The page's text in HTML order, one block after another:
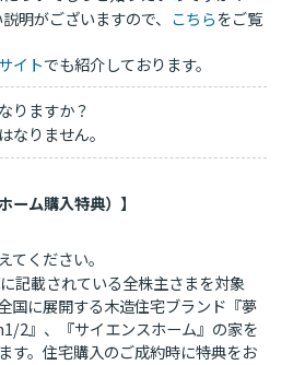
明がございますので、 こちらをご覧
イトでも紹介しております。
りますか？
なりません。
ーム購入特典）】
てください。
記載されている全株主さまを対象
国に展開する木造住宅ブランド『夢
2』、『サイエンスホーム』の家を
す。住宅購入のご成約時に特典をお